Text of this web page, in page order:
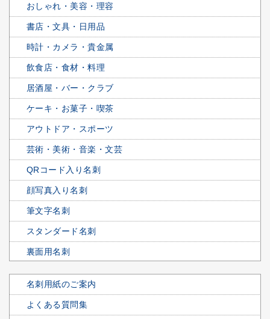
おしゃれ・美容・理容
書店・文具・日用品
時計・カメラ・貴金属
飲食店・食材・料理
居酒屋・バー・クラブ
ケーキ・お菓子・喫茶
アウトドア・スポーツ
芸術・美術・音楽・文芸
QRコード入り名刺
顔写真入り名刺
筆文字名刺
スタンダード名刺
裏面用名刺
名刺用紙のご案内
よくある質問集